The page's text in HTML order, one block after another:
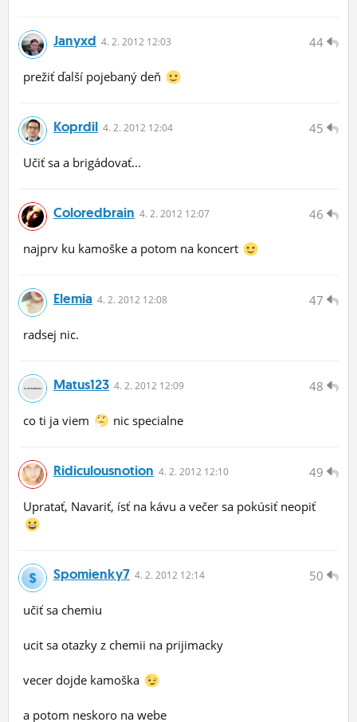
44
Janyxd 4. 2. 2012 12:03
prežiť ďalší pojebaný deň
45
Koprdil 4. 2. 2012 12:04
Učiť sa a brigádovať...
46
Coloredbrain 4. 2. 2012 12:07
najprv ku kamoške a potom na koncert
47
Elemia 4. 2. 2012 12:08
radsej nic.
48
Matus123 4. 2. 2012 12:09
co ti ja viem nic specialne
49
Ridiculousnotion 4. 2. 2012 12:10
Upratať, Navariť, ísť na kávu a večer sa pokúsiť neopiť
50
Spomienky7 4. 2. 2012 12:14
učiť sa chemiu
ucit sa otazky z chemii na prijimacky
vecer dojde kamoška
a potom neskoro na webe